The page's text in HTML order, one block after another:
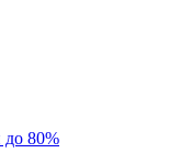
до 80%